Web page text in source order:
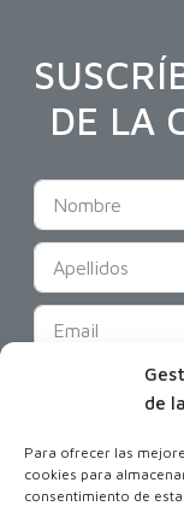
de
Para ofrecer las
cookies para
consentimiento de
DE LA
SUSCRIBIR